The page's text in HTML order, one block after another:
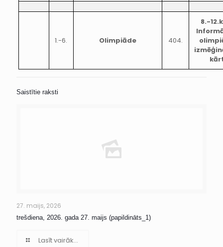
1.-6. Olimpiāde 404.
8.-
Saistītie raksti
27. maijs, 2026
trešdiena, 2026. gada 27. maijs (papildināts_1)
Lasīt vairāk...